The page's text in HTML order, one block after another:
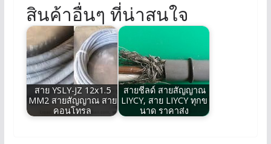
สินค้าอื่นๆ ที่น่าสนใจ
สาย YSLY-JZ 12x1.5
MM2 สายสัญญาณ สาย
คอนโทรล
สายชีลด์ สายสัญญาณ
LIYCY, สาย LIYCY ทุกข
นาด ราคาส่ง